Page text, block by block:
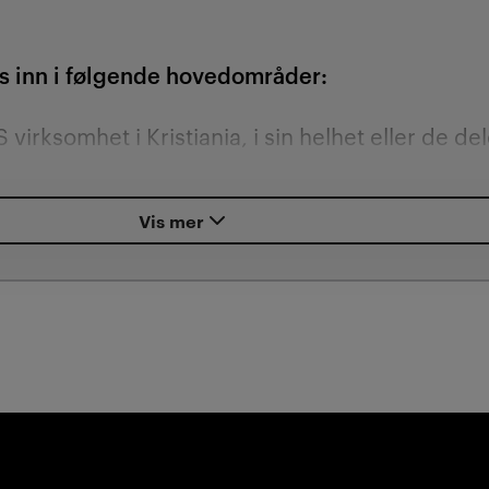
inn i følgende hovedområder:
virksomhet i Kristiania, i sin helhet eller de
deler av virksomheten som ikke
infrastruktur og kommersiell kultur fra
Vis mer